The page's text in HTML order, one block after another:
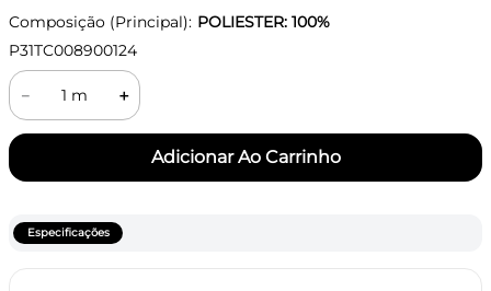
Composição (Principal): POLIESTER: 100%
P31TC008900124
＋
－
Especificações